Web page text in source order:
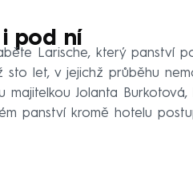
pod ní
Larische, který panství
let, v jejichž průběhu
majitelkou Jolanta
panství kromě hotelu